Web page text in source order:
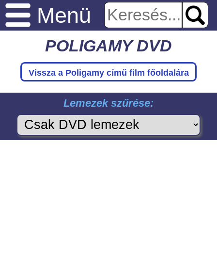
Menü
POLIGAMY DVD
Vissza a Poligamy című film főoldalára
Lemezek szűrése: